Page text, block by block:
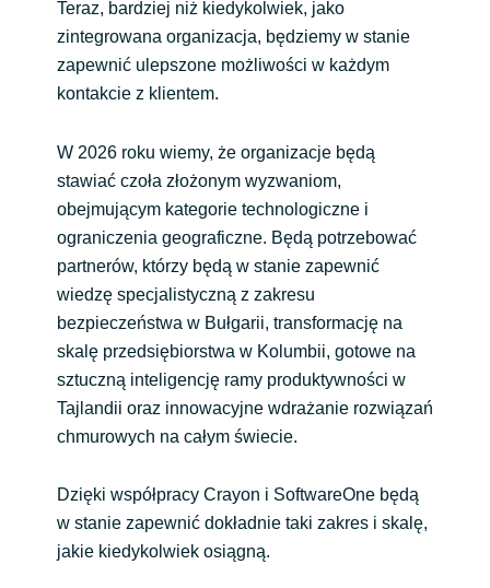
Teraz, bardziej niż kiedykolwiek, jako
zintegrowana organizacja, będziemy w stanie
zapewnić ulepszone możliwości w każdym
kontakcie z klientem.
W 2026 roku wiemy, że organizacje będą
stawiać czoła złożonym wyzwaniom,
obejmującym kategorie technologiczne i
ograniczenia geograficzne. Będą potrzebować
partnerów, którzy będą w stanie zapewnić
wiedzę specjalistyczną z zakresu
bezpieczeństwa w Bułgarii, transformację na
skalę przedsiębiorstwa w Kolumbii, gotowe na
sztuczną inteligencję ramy produktywności w
Tajlandii oraz innowacyjne wdrażanie rozwiązań
chmurowych na całym świecie.
Dzięki współpracy Crayon i SoftwareOne będą
w stanie zapewnić dokładnie taki zakres i skalę,
jakie kiedykolwiek osiągną.